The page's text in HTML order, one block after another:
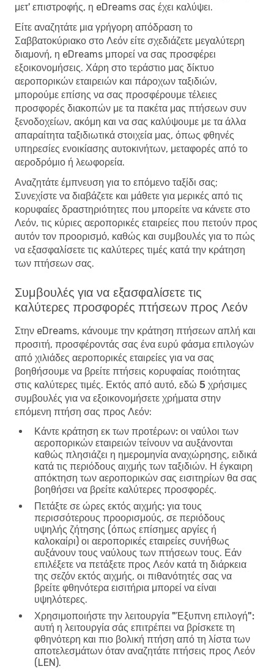
μετ' επιστροφής, η eDreams σας έχει καλύψει.
Είτε αναζητάτε μια γρήγορη απόδραση το
Σαββατοκύριακο στο Λεόν είτε σχεδιάζετε μεγαλύτερη
διαμονή, η eDreams μπορεί να σας προσφέρει
εξοικονομήσεις. Χάρη στο τεράστιο μας δίκτυο
αεροπορικών εταιρειών και πάροχων ταξιδιών,
μπορούμε επίσης να σας προσφέρουμε τέλειες
προσφορές διακοπών με τα πακέτα μας πτήσεων συν
ξενοδοχείων, ακόμη και να σας καλύψουμε με τα άλλα
απαραίτητα ταξιδιωτικά στοιχεία μας, όπως φθηνές
υπηρεσίες ενοικίασης αυτοκινήτων, μεταφορές από το
αεροδρόμιο ή λεωφορεία.
Αναζητάτε έμπνευση για το επόμενο ταξίδι σας;
Συνεχίστε να διαβάζετε και μάθετε για μερικές από τις
κορυφαίες δραστηριότητες που μπορείτε να κάνετε στο
Λεόν, τις κύριες αεροπορικές εταιρείες που πετούν προς
αυτόν τον προορισμό, καθώς και συμβουλές για το πώς
να εξασφαλίσετε τις καλύτερες τιμές κατά την κράτηση
των πτήσεων σας.
Συμβουλές για να εξασφαλίσετε τις
καλύτερες προσφορές πτήσεων προς Λεόν
Στην eDreams, κάνουμε την κράτηση πτήσεων απλή και
προσιτή, προσφέροντάς σας ένα ευρύ φάσμα επιλογών
από χιλιάδες αεροπορικές εταιρείες για να σας
βοηθήσουμε να βρείτε πτήσεις κορυφαίας ποιότητας
στις καλύτερες τιμές. Εκτός από αυτό, εδώ 5 χρήσιμες
συμβουλές για να εξοικονομήσετε χρήματα στην
επόμενη πτήση σας προς Λεόν:
Κάντε κράτηση εκ των προτέρων: οι ναύλοι των
αεροπορικών εταιρειών τείνουν να αυξάνονται
καθώς πλησιάζει η ημερομηνία αναχώρησης, ειδικά
κατά τις περιόδους αιχμής των ταξιδιών. Η έγκαιρη
απόκτηση των αεροπορικών σας εισιτηρίων θα σας
βοηθήσει να βρείτε καλύτερες προσφορές.
Πετάξτε σε ώρες εκτός αιχμής: για τους
περισσότερους προορισμούς, σε περιόδους
υψηλής ζήτησης (όπως επίσημες αργίες ή
καλοκαίρι) οι αεροπορικές εταιρείες συνήθως
αυξάνουν τους ναύλους των πτήσεων τους. Εάν
επιλέξετε να πετάξετε προς Λεόν κατά τη διάρκεια
της σεζόν εκτός αιχμής, οι πιθανότητές σας να
βρείτε φθηνότερα εισιτήρια μπορεί να είναι
υψηλότερες.
Χρησιμοποιήστε την λειτουργία "Έξυπνη επιλογή":
αυτή η λειτουργία σάς επιτρέπει να βρίσκετε τη
φθηνότερη και πιο βολική πτήση από τη λίστα των
αποτελεσμάτων όταν αναζητάτε πτήσεις προς Λεόν
(LEN).